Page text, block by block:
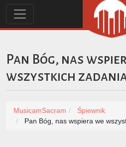
Pan Bóg, nas
wszystkich
MusicamSacram
Śpiewnik
Pan Bóg, nas wspiera we